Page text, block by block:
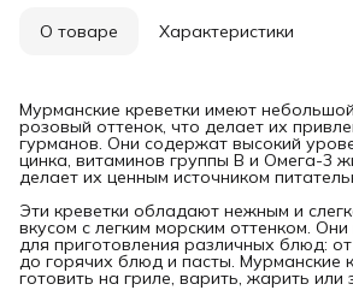
О товаре Характеристики
Мурманские креветки имеют
розовый оттенок, что делает их
гурманов. Они содержат высокий
цинка, витаминов группы В и Омега-3
делает их ценным источником
Эти креветки обладают нежным и
вкусом с легким морским оттенком.
для приготовления различных блюд:
до горячих блюд и пасты. Мурманские
готовить на гриле, варить, жарить или